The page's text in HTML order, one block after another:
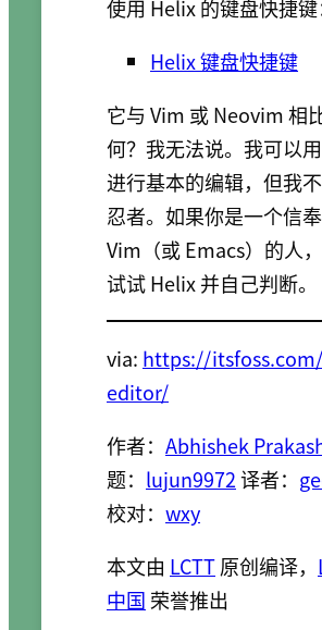
使用 Helix 的键盘快捷键
Helix 键盘快捷键
它与 Vim 或 Neovim 相
何？我无法说。我可以
进行基本的编辑，但我
忍者。如果你是一个信奉
Vim（或 Emacs）的人
试试 Helix 并自己判断。
via: https://
editor/
作者： Abhishek
题： lujun9972译者：
校对： wxy
本文由 LCTT原创编译，
中国 荣誉推出